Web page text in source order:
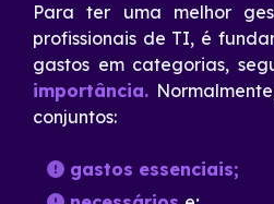
Para ter uma melhor
profissionais de TI, é
gastos em categorias,
importância.
conjuntos:
gastos essenciais;